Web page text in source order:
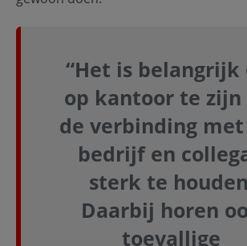
“Het is belangrijk
op kantoor te zijn
de verbinding
bedrijf en
sterk te
Daarbij horen
toevallige